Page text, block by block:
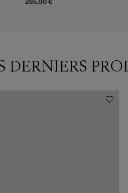
265,00 €
DERNIERS